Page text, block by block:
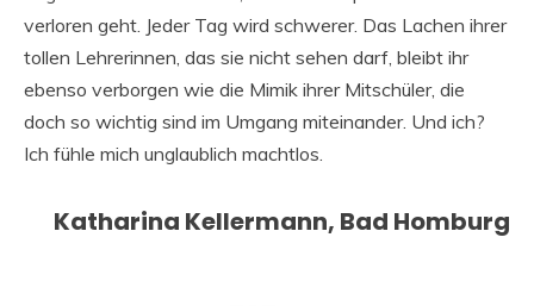
verloren geht. Jeder Tag wird schwerer. Das Lachen ihrer
tollen Lehrerinnen, das sie nicht sehen darf, bleibt ihr
ebenso verborgen wie die Mimik ihrer Mitschüler, die
doch so wichtig sind im Umgang miteinander. Und ich?
Ich fühle mich unglaublich machtlos.
Katharina Kellermann, Bad Homburg